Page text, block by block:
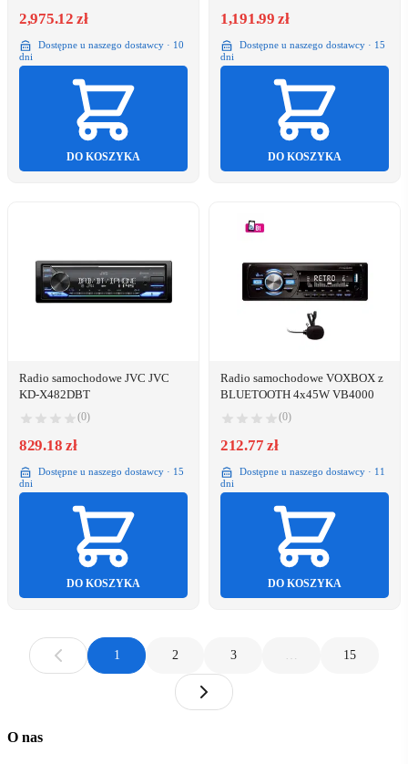
2,975.12 zł
Dostępne u naszego dostawcy · 10
dni
DO KOSZYKA
1,191.99 zł
Dostępne u naszego dostawcy · 15
dni
DO KOSZYKA
Radio samochodowe JVC JVC
KD-X482DBT
(0)
829.18 zł
Dostępne u naszego dostawcy · 15
dni
DO KOSZYKA
Radio samochodowe VOXBOX z
BLUETOOTH 4x45W VB4000
(0)
212.77 zł
Dostępne u naszego dostawcy · 11
dni
DO KOSZYKA
1 2 3 … 15
O nas